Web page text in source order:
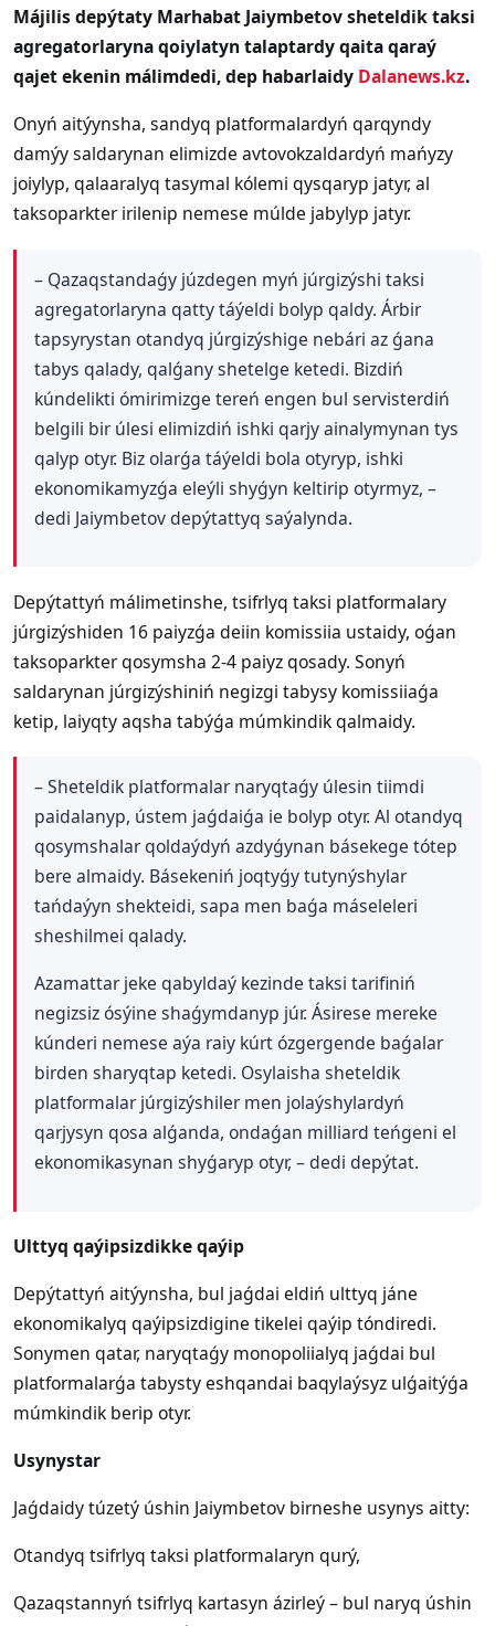
Májilis depýtaty Marhabat Jaiymbetov sheteldik taksi
agregatorlaryna qoiylatyn talaptardy qaita qaraý
qajet ekenin málimdedi, dep habarlaidy Dalanews.kz.
Onyń aitýynsha, sandyq platformalardyń qarqyndy
damýy saldarynan elimizde avtovokzaldardyń mańyzy
joiylyp, qalaaralyq tasymal kólemi qysqaryp jatyr, al
taksoparkter irilenip nemese múlde jabylyp jatyr.
– Qazaqstandaǵy júzdegen myń júrgizýshi taksi
agregatorlaryna qatty táýeldi bolyp qaldy. Árbir
tapsyrystan otandyq júrgizýshige nebári az ǵana
tabys qalady, qalǵany shetelge ketedi. Bizdiń
kúndelikti ómirimizge tereń engen bul servisterdiń
belgili bir úlesi elimizdiń ishki qarjy ainalymynan tys
qalyp otyr. Biz olarǵa táýeldi bola otyryp, ishki
ekonomikamyzǵa eleýli shyǵyn keltirip otyrmyz, –
dedi Jaiymbetov depýtattyq saýalynda.
Depýtattyń málimetinshe, tsifrlyq taksi platformalary
júrgizýshiden 16 paiyzǵa deiin komissiia ustaidy, oǵan
taksoparkter qosymsha 2-4 paiyz qosady. Sonyń
saldarynan júrgizýshiniń negizgi tabysy komissiiaǵa
ketip, laiyqty aqsha tabýǵa múmkindik qalmaidy.
– Sheteldik platformalar naryqtaǵy úlesin tiimdi
paidalanyp, ústem jaǵdaiǵa ie bolyp otyr. Al otandyq
qosymshalar qoldaýdyń azdyǵynan básekege tótep
bere almaidy. Básekeniń joqtyǵy tutynýshylar
tańdaýyn shekteidi, sapa men baǵa máseleleri
sheshilmei qalady.
Azamattar jeke qabyldaý kezinde taksi tarifiniń
negizsiz ósýine shaǵymdanyp júr. Ásirese mereke
kúnderi nemese aýa raiy kúrt ózgergende baǵalar
birden sharyqtap ketedi. Osylaisha sheteldik
platformalar júrgizýshiler men jolaýshylardyń
qarjysyn qosa alǵanda, ondaǵan milliard teńgeni el
ekonomikasynan shyǵaryp otyr, – dedi depýtat.
Ulttyq qaýipsizdikke qaýip
Depýtattyń aitýynsha, bul jaǵdai eldiń ulttyq jáne
ekonomikalyq qaýipsizdigine tikelei qaýip tóndiredi.
Sonymen qatar, naryqtaǵy monopoliialyq jaǵdai bul
platformalarǵa tabysty eshqandai baqylaýsyz ulǵaitýǵa
múmkindik berip otyr.
Usynystar
Jaǵdaidy túzetý úshin Jaiymbetov birneshe usynys aitty:
Otandyq tsifrlyq taksi platformalaryn qurý,
Qazaqstannyń tsifrlyq kartasyn ázirleý – bul naryq úshin